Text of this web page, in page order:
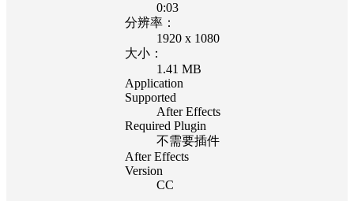
0:03
分辨率：
1920 x 1080
大小：
1.41 MB
Application
Supported
After Effects
Required Plugin
不需要插件
After Effects
Version
CC